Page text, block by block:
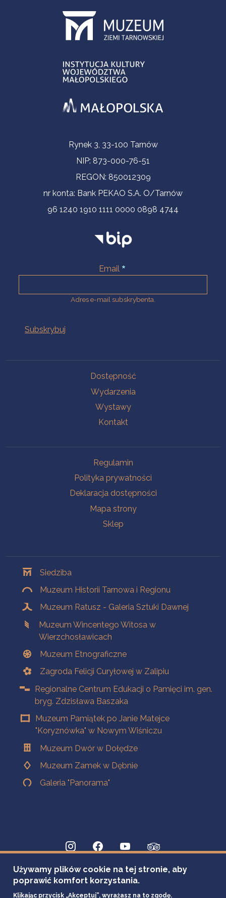
Informacje kontaktoweRynek 3, 33-100 Tarnów
NIP: 873-000-76-51
REGON: 850012309
nr konta: Bank PEKAO S.A. O/Tarnów
96 1240 1910 1111 0000 0898 4744
Email
Adres e-mail subskrybenta.
Dostępność
Wydarzenia
Wystawy
Kontakt
Regulamin
Polityka prywatności
Deklaracja dostępności
Mapa strony
Sklep
Siedziba
Muzeum Historii Tarnowa i Regionu
Muzeum Ratusz - Galeria Sztuki Dawnej
Muzeum Wincentego Witosa w
Wierzchosławicach
Muzeum Etnograficzne
Zagroda Felicji Curyłowej w Zalipiu
Regionalne Centrum Edukacji o Pamięci im. gen.
bryg. Zdzisława Baszaka
Muzeum Pamiątek po Janie Matejce
"Koryznówka" w Nowym Wiśniczu
Muzeum Dwór w Dołędze
Muzeum Zamek w Dębnie
Galeria "Panorama"
Używamy plików cookie na tej stronie, aby
poprawić komfort korzystania.
Klikając przycisk „Akceptuj”, wyrażasz na to zgodę.